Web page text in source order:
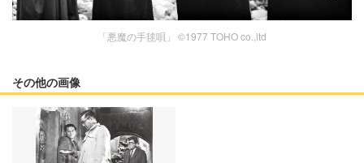
「悪魔の手毬唄」 ©1977 TOHO co.,ltd
その他の画像